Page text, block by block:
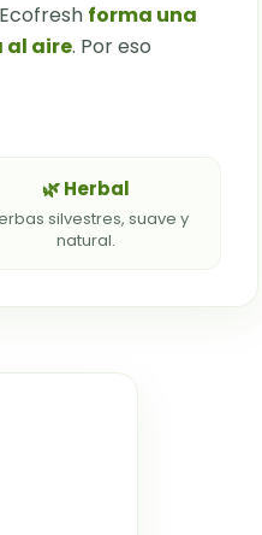
forma una
al aire. Por eso
🌿 Herbal
silvestres, suave y
natural.